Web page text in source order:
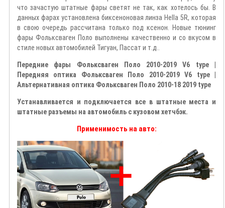
что зачастую штатные фары светят не так, как хотелось бы. В
данных фарах установлена биксеноновая линза Hella 5R, которая
в свою очередь рассчитана только под ксенон. Новые тюнинг
фары Фольксваген Поло выполнены качественно и со вкусом в
стиле новых автомобилей Тигуан, Пассат и т.д..
Передние фары Фольксваген Поло 2010-2019 V6 type |
Передняя оптика Фольксваген Поло 2010-2019 V6 type |
Альтернативная оптика Фольксваген Поло 2010-18 2019 type
Устанавливается и подключается все в штатные места и
штатные разъемы на автомобиль с кузовом хетчбэк.
Применимость на авто: